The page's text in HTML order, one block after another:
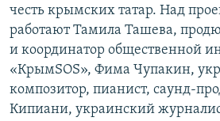
честь крымских татар. Над
работают Тамила Ташева,
и координатор общественной
«КрымSOS», Фима Чупакин,
композитор, пианист, саунд-
Кипиани, украинский